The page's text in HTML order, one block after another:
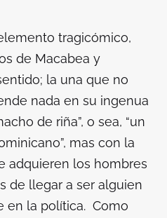
tragicómico,
de Macabea y
la una que no
nada en su ingenua
de riña”, o sea, “un
mas con la
adquieren los hombres
de llegar a ser alguien
en la política. Como